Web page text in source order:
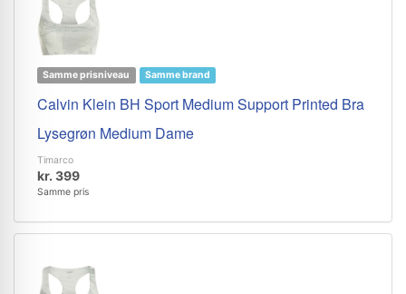
Samme prisniveau Samme brand
Calvin Klein BH Sport Medium Support Printed Bra
Lysegrøn Medium Dame
Timarco
kr. 399
Samme pris